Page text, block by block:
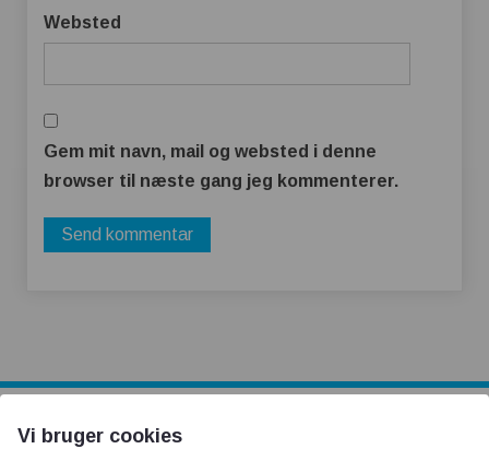
Websted
Gem mit navn, mail og websted i denne
browser til næste gang jeg kommenterer.
Vi bruger cookies